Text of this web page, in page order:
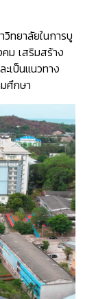
ทยาลัยในการบู
ม เสริมสร้าง
เป็นแนวทาง
ศึกษา